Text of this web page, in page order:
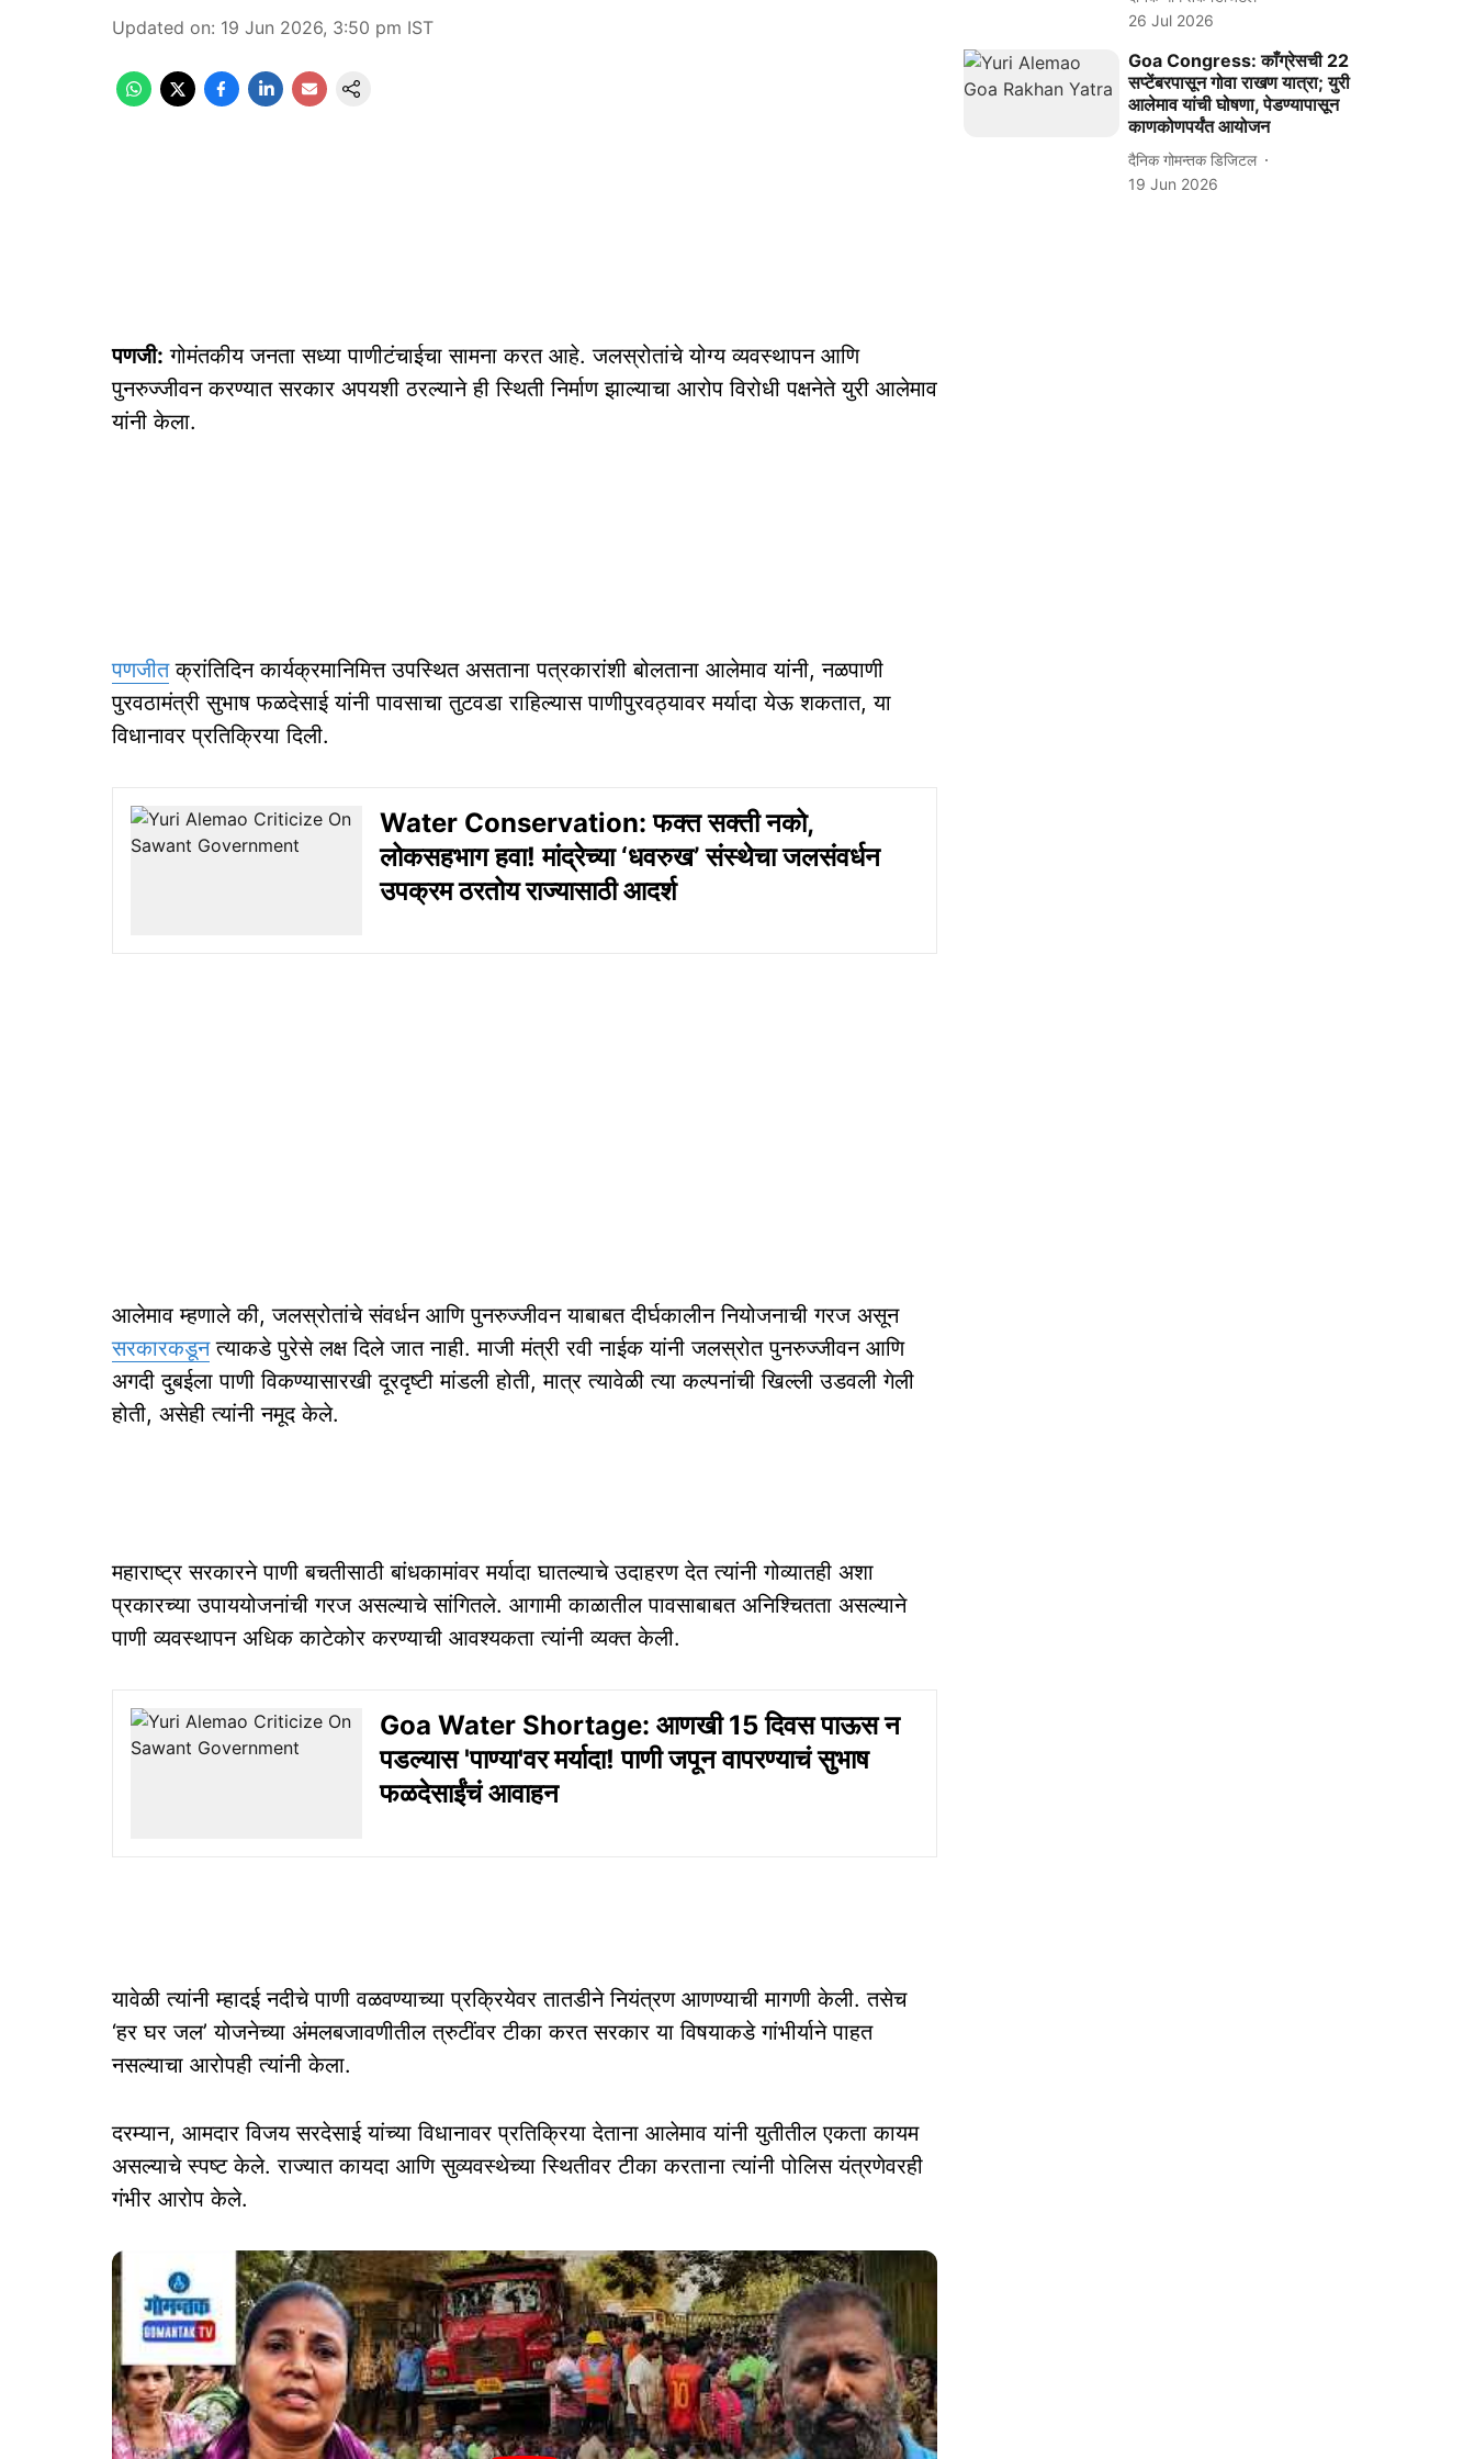
Updated on: 19 Jun 2026, 3:50 pm IST
पणजी: गोमंतकीय जनता सध्या पाणीटंचाईचा सामना करत आहे. जलस्रोतांचे योग्य व्यवस्थापन आणि
पुनरुज्जीवन करण्यात सरकार अपयशी ठरल्याने ही स्थिती निर्माण झाल्याचा आरोप विरोधी पक्षनेते युरी आलेमाव
यांनी केला.
पणजीतक्रांतिदिन कार्यक्रमानिमित्त उपस्थित असताना पत्रकारांशी बोलताना आलेमाव यांनी, नळपाणी
पुरवठामंत्री सुभाष फळदेसाई यांनी पावसाचा तुटवडा राहिल्यास पाणीपुरवठ्यावर मर्यादा येऊ शकतात, या
विधानावर प्रतिक्रिया दिली.
Water Conservation: फक्त सक्ती नको,
लोकसहभाग हवा! मांद्रेच्या ‘धवरुख’ संस्थेचा जलसंवर्धन
उपक्रम ठरतोय राज्यासाठी आदर्श
आलेमाव म्हणाले की, जलस्रोतांचे संवर्धन आणि पुनरुज्जीवन याबाबत दीर्घकालीन नियोजनाची गरज असून
सरकारकडूनत्याकडे पुरेसे लक्ष दिले जात नाही. माजी मंत्री रवी नाईक यांनी जलस्रोत पुनरुज्जीवन आणि
अगदी दुबईला पाणी विकण्यासारखी दूरदृष्टी मांडली होती, मात्र त्यावेळी त्या कल्पनांची खिल्ली उडवली गेली
होती, असेही त्यांनी नमूद केले.
महाराष्ट्र सरकारने पाणी बचतीसाठी बांधकामांवर मर्यादा घातल्याचे उदाहरण देत त्यांनी गोव्यातही अशा
प्रकारच्या उपाययोजनांची गरज असल्याचे सांगितले. आगामी काळातील पावसाबाबत अनिश्चितता असल्याने
पाणी व्यवस्थापन अधिक काटेकोर करण्याची आवश्यकता त्यांनी व्यक्त केली.
Goa Water Shortage: आणखी 15 दिवस पाऊस न
पडल्‍यास 'पाण्या'वर मर्यादा! पाणी जपून वापरण्याचं सुभाष
फळदेसाईंचं आवाहन
यावेळी त्यांनी म्हादई नदीचे पाणी वळवण्याच्या प्रक्रियेवर तातडीने नियंत्रण आणण्याची मागणी केली. तसेच
‘हर घर जल’ योजनेच्या अंमलबजावणीतील त्रुटींवर टीका करत सरकार या विषयाकडे गांभीर्याने पाहत
नसल्याचा आरोपही त्यांनी केला.
दरम्यान, आमदार विजय सरदेसाई यांच्या विधानावर प्रतिक्रिया देताना आलेमाव यांनी युतीतील एकता कायम
असल्याचे स्पष्ट केले. राज्यात कायदा आणि सुव्यवस्थेच्या स्थितीवर टीका करताना त्यांनी पोलिस यंत्रणेवरही
गंभीर आरोप केले.
26 Jul 2026
Goa Congress: काँग्रेसची 22
सप्टेंबरपासून गोवा राखण यात्रा; युरी
आलेमाव यांची घोषणा, पेडण्यापासून
काणकोणपर्यंत आयोजन
दैनिक गोमन्तक डिजिटल
19 Jun 2026